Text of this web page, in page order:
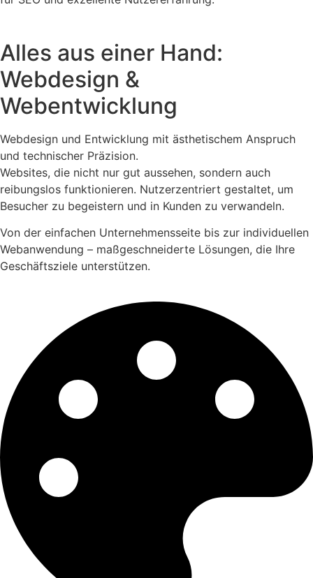
Alles aus einer Hand:
Webdesign &
Webentwicklung
Webdesign und Entwicklung mit ästhetischem Anspruch
und technischer Präzision.
Websites, die nicht nur gut aussehen, sondern auch
reibungslos funktionieren. Nutzerzentriert gestaltet, um
Besucher zu begeistern und in Kunden zu verwandeln.
Von der einfachen Unternehmensseite bis zur individuellen
Webanwendung – maßgeschneiderte Lösungen, die Ihre
Geschäftsziele unterstützen.